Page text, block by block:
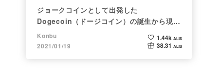
ジョークコインとして出発した
Dogecoin（ドージコイン）の誕生から現在
まで。注目される非証券性🐶
Konbu
2021/01/19
1.44k ALIS
38.31 ALIS